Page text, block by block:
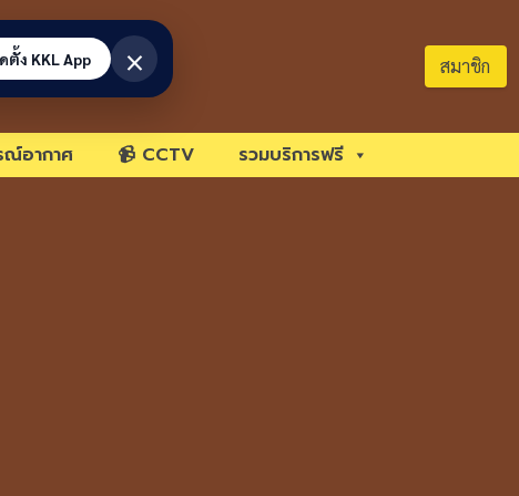
สมาชิก
ณ์อากาศ 📹 CCTV รวมบริการฟรี
ตั้ง KKL App ×